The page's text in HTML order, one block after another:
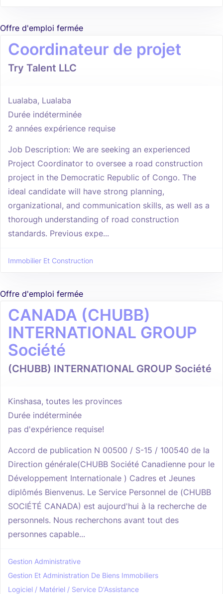
Offre d'emploi fermée
Coordinateur de projet
Try Talent LLC
Lualaba, Lualaba
Durée indéterminée
2 années expérience requise
Job Description: We are seeking an experienced
Project Coordinator to oversee a road construction
project in the Democratic Republic of Congo. The
ideal candidate will have strong planning,
organizational, and communication skills, as well as a
thorough understanding of road construction
standards. Previous expe...
Immobilier Et Construction
Offre d'emploi fermée
CANADA (CHUBB)
INTERNATIONAL GROUP
Société
(CHUBB) INTERNATIONAL GROUP Société
Kinshasa, toutes les provinces
Durée indéterminée
pas d'expérience requise!
Accord de publication N 00500 / S-15 / 100540 de la
Direction générale(CHUBB Société Canadienne pour le
Développement Internationale ) Cadres et Jeunes
diplômés Bienvenus. Le Service Personnel de (CHUBB
SOCIÉTÉ CANADA) est aujourd'hui à la recherche de
personnels. Nous recherchons avant tout des
personnes capable...
Gestion Administrative
Gestion Et Administration De Biens Immobiliers
Logiciel / Matériel / Service D'Assistance